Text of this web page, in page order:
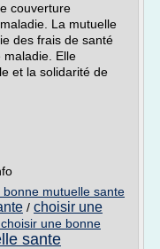
couverture
La mutuelle
des frais de santé
maladie. Elle
et la solidarité de
mutuelle sante
/ choisir une
une bonne
sante